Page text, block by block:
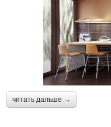
читать дальше →